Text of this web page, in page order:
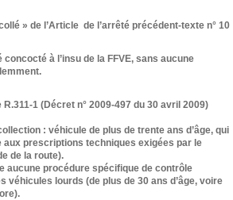
» de l’Article de l’arrêté précédent-texte n° 10
à l’insu de la FFVE, sans aucune
R.311-1 (Décret n° 2009-497 du 30 avril 2009)
: véhicule de plus de trente ans d’âge, qui
aux prescriptions techniques exigées par le
de la route).
aucune procédure spécifique de contrôle
véhicules lourds (de plus de 30 ans d’âge, voire